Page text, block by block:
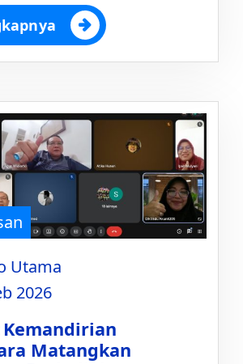
Utama
2026
Matangkan